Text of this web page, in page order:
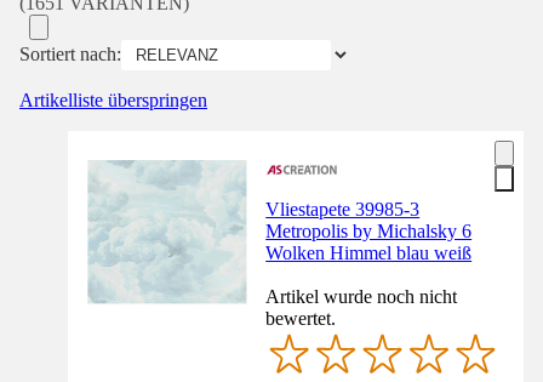
Sortiert nach:
Artikelliste überspringen
Vliestapete 39985-3
Metropolis by Michalsky 6
Wolken Himmel blau weiß
Artikel wurde noch nicht
bewertet.